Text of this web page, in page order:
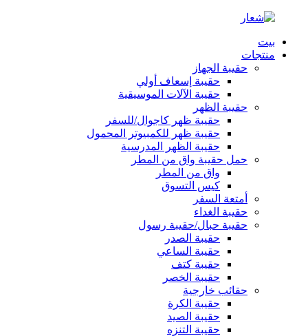
بيت
منتجات
حقيبة الجهاز
حقيبة إسعاف أولي
حقيبة الآلات الموسيقية
حقيبة الظهر
حقيبة ظهر كاجوال/للسفر
حقيبة ظهر للكمبيوتر المحمول
حقيبة الظهر المدرسية
حمل حقيبة واق من المطر
واق من المطر
كيس التسوق
أمتعة السفر
حقيبة الغداء
حقيبة حبال/حقيبة رسول
حقيبة الصدر
حقيبة الساعي
حقيبة كتف
حقيبة الخصر
حقائب خارجية
حقيبة الكرة
حقيبة الصيد
حقيبة التنزه